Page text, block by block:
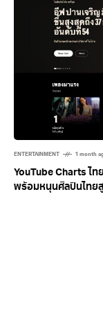
ENTERTAINMENT 1 month
YouTube Charts ไ
พร้อมหนุนศิลปินไทยสู่